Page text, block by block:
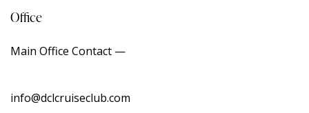
Office
Main Office Contact —
info@dclcruiseclub.com